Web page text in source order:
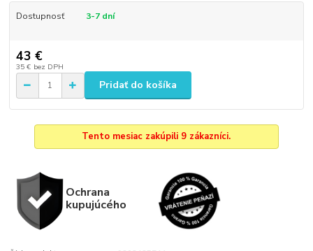
Dostupnosť 3-7 dní
43 €
35 € bez DPH
Pridať do košíka
Tento mesiac zakúpili 9 zákazníci.
Ochrana
kupujúcého